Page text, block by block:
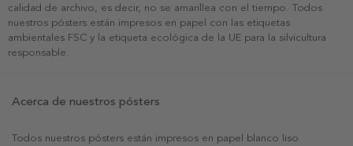
calidad de archivo, es decir, no se amarillea con el tiempo. Todos
nuestros pósters están impresos en papel con las etiquetas
ambientales FSC y la etiqueta ecológica de la UE para la silvicultura
responsable.
Acerca de nuestros pósters
Todos nuestros pósters están impresos en papel blanco liso